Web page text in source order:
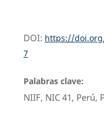
DOI: https://
7
Palabras clave:
NIIF, NIC 41, Perú,